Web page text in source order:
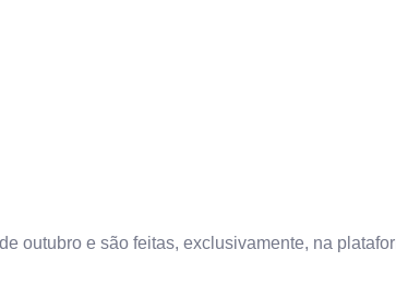
outubro e são feitas, exclusivamente, na